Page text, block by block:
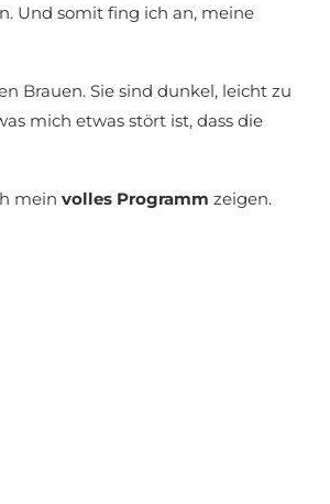
Und somit fing ich an, meine
Brauen. Sie sind dunkel, leicht zu
mich etwas stört ist, dass die
mein volles Programm zeigen.